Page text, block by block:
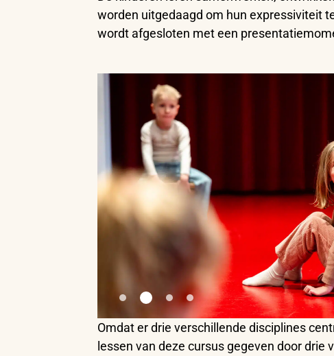
worden uitgedaagd om hun expressiviteit
wordt afgesloten met een
Omdat er drie verschillende disciplines
lessen van deze cursus gegeven door drie